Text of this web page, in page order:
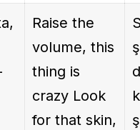
Raise the
volume, this
thing is
crazy Look
for that skin,